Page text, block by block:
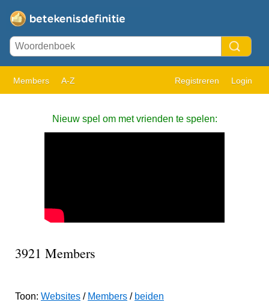
Members A-Z Registreren Login
Nieuw spel om met vrienden te spelen:
3921 Members
Toon: Websites / Members / beiden